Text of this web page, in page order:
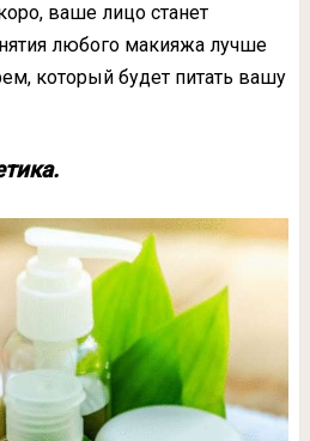
ваше лицо станет
любого макияжа лучше
который будет питать вашу